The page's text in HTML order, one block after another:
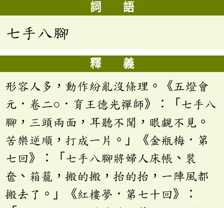
詞 語
七手八腳
釋 義
形容人多，動作紛亂沒條理。《五燈會
元．卷二○．育王德光禪師》：「七手八
腳，三頭兩面，耳聽不聞，眼覷不見。
苦樂逆順，打成一片。」《金瓶梅．第
七回》：「七手八腳將婦人床帳、裝
奩、箱籠，搬的搬，抬的抬，一陣風都
搬去了。」《紅樓夢．第七十回》：